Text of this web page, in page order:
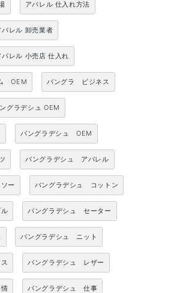
アパレル 仕入れ方法
パレル 卸売業者
パレル 小売店 仕入れ
OEM バングラ ビジネス
グラデシュ OEM
バングラデシュ OEM
バングラデシュ アパレル
ー バングラデシュ コットン
バングラデシュ セーター
バングラデシュ ニット
バングラデシュ レザー
バングラデシュ 仕事